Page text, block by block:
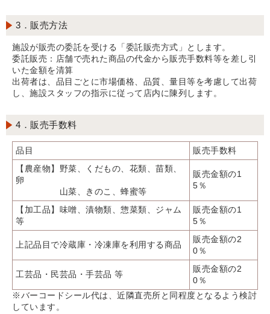
3．販売方法
施設が販売の委託を受ける「委託販売方式」とします。
委託販売：店舗で売れた商品の代金から販売手数料等を差し引
いた金額を清算
出荷者は、品目ごとに市場価格、品質、量目等を考慮して出荷
し、施設スタッフの指示に従って店内に陳列します。
4．販売手数料
品目
販売手数料
【農産物】野菜、くだもの、花類、苗類、
卵
山菜、きのこ、蜂蜜等
販売金額の1
5％
【加工品】味噌、漬物類、惣菜類、ジャム
等
販売金額の1
5％
上記品目で冷蔵庫・冷凍庫を利用する商品
販売金額の2
0％
工芸品・民芸品・手芸品 等
販売金額の2
0％
※バーコードシール代は、近隣直売所と同程度となるよう検討
しています。